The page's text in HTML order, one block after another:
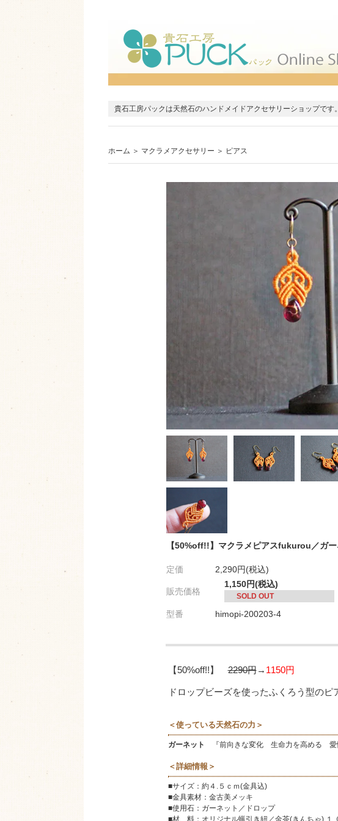
貴石工房パックは天然石のハンドメイドアクセサリーショップで
ホーム ＞ マクラメアクセサリー ＞ ピアス
【50%off!!】マクラメピアスfukurou／ガー
定価 2,290円(税込)
販売価格
1,150円(税込)
SOLD OUT
型番 himopi-200203-4
【50%off!!】2290円→ 1150円
ドロップビーズを使ったふくろう型のピ
＜使っている天然石の力＞
ガーネット 『前向きな変化 生命力を高める 愛
＜詳細情報＞
■サイズ：約４.５ｃｍ(金具込)
■金具素材：金古美メッキ
■使用石：ガーネット／ドロップ
■材 料： オリジナル蝋引き紐 ／金茶(きんちゃ) １.